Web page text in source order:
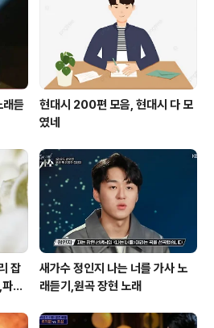
래듣
현대시 200편 모음, 현대시 다 모
였네
잡
리
새가수 정인지 나는 너를 가사 노
래듣기,원곡 장현 노래